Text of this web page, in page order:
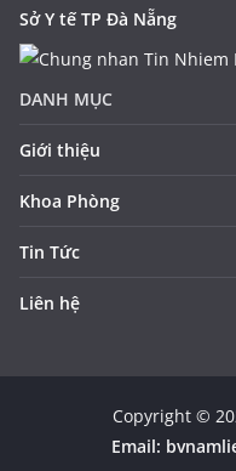
Sở Y tế TP Đà Nẵng
DANH MỤC
Giới thiệu
Khoa Phòng
Tin Tức
Liên hệ
Copyright ©
Email: